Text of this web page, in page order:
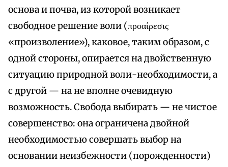
основа и почва, из которой возникает
свободное решение воли (προαίρεσις
«произволение»), каковое, таким образом, с
одной стороны, опирается на двойственную
ситуацию природной воли-необходимости, а
с другой — на не вполне очевидную
возможность. Свобода выбирать — не чистое
совершенство: она ограничена двойной
необходимостью совершать выбор на
основании неизбежности (порожденности)